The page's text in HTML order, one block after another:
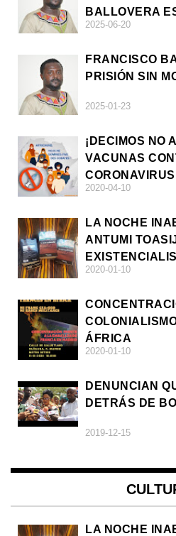
BALLOVERA
2025-06-20
FRANCISCO
PRISIÓN SIN
2025-01-23
¡DECIMOS NO
VACUNAS
2020-04-10
LA NOCHE
ANTUMI
2020-01-10
ÁFRICA
2020-01-10
DENUNCIAN
DETRÁS DE
2019-12-15
LA NOCHE